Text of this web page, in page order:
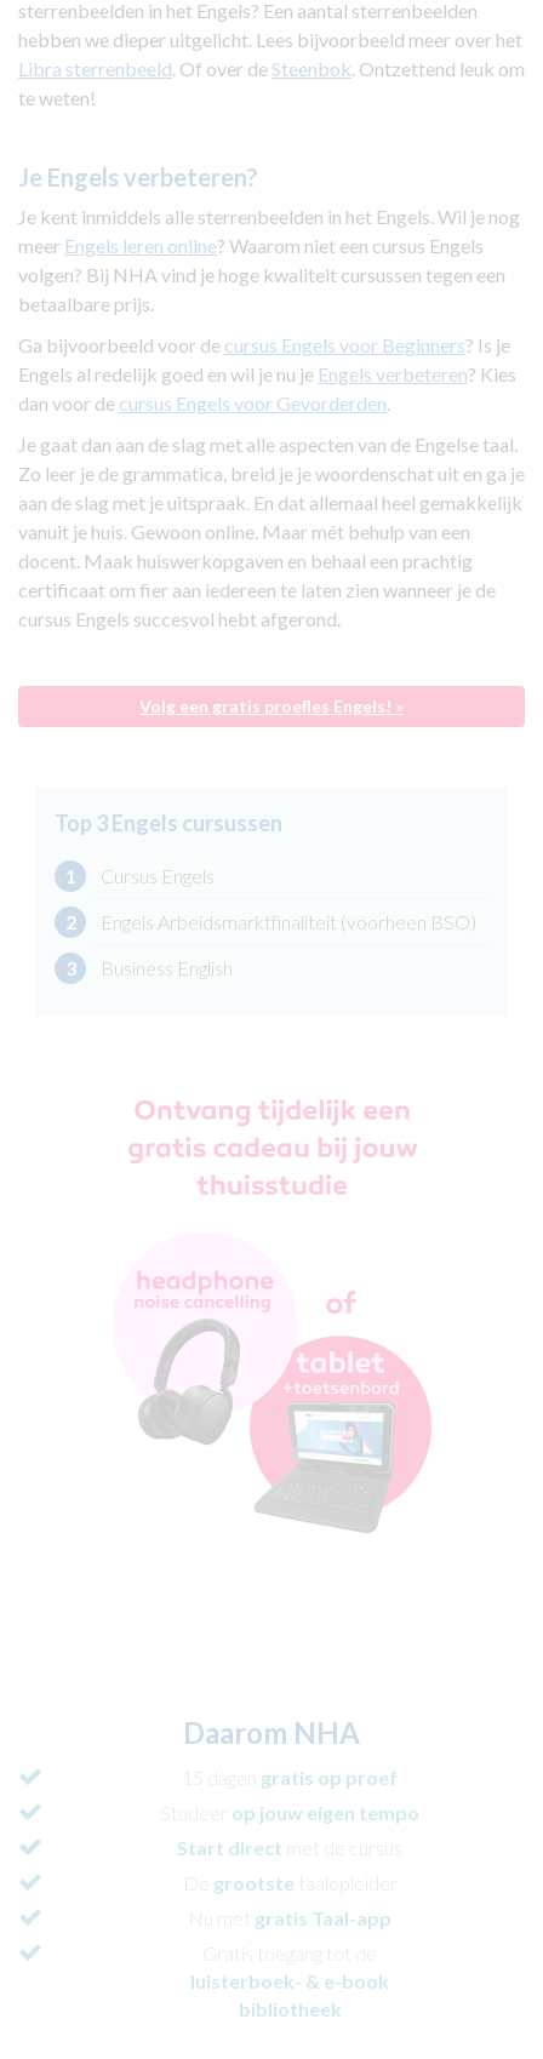
sterrenbeelden in het Engels? Een aantal sterrenbeelden
hebben we dieper uitgelicht. Lees bijvoorbeeld meer over het
Libra sterrenbeeld. Of over deSteenbok. Ontzettend leuk om
te weten!
Je Engels verbeteren?
Je kent inmiddels alle sterrenbeelden in het Engels. Wil je nog
meer Engels leren online? Waarom niet een cursus Engels
volgen? Bij NHA vind je hoge kwaliteit cursussen tegen een
betaalbare prijs.
Ga bijvoorbeeld voor de cursus Engels voor Beginners? Is je
Engels al redelijk goed en wil je nu je Engels verbeteren? Kies
dan voor de cursus Engels voor Gevorderden.
Je gaat dan aan de slag met alle aspecten van de Engelse taal.
Zo leer je de grammatica, breid je je woordenschat uit en ga je
aan de slag met je uitspraak. En dat allemaal heel gemakkelijk
vanuit je huis. Gewoon online. Maar mét behulp van een
docent. Maak huiswerkopgaven en behaal een prachtig
certificaat om fier aan iedereen te laten zien wanneer je de
cursus Engels succesvol hebt afgerond.
Volg een gratis proefles Engels! »
Top 3 Engels cursussen
1
Cursus Engels
2
Engels Arbeidsmarktfinaliteit (voorheen BSO)
3
Business English
Daarom NHA
15 dagen gratis op proef
Studeer op jouw eigen tempo
Start direct met de cursus
De grootste taalopleider
Nu met gratis Taal-app
Gratis toegang tot de
luisterboek- & e-book
bibliotheek